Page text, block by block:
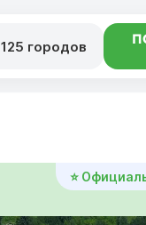
125 городов
⭐